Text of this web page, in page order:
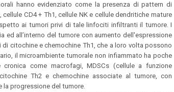
hanno evidenziato come la presenza di pattern di
CD4 + Th1, cellule NK e cellule dendritiche mature
ai tumori privi di tale linfociti infiltranti il tumore. I
all’interno del tumore con aumento dell'espressione
citochine e chemochine Th1, che a loro volta possono
il microambiente tumorale non infiammato ha poche
come macrofagi, MDSCs (cellule a funzione
Th2 e chemochine associate al tumore, con
progressione del tumore.